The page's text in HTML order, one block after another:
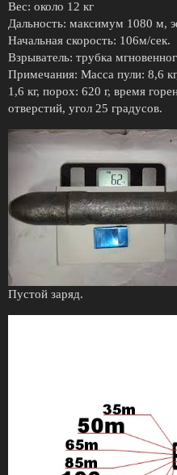
Вес: около 12 кг
Дальность: максимум 1080 м,
Начальная скорость: 106м/сек.
Взрыватель: трубка
Примечания: Масса пули: 8,6
1,6 кг, порох: 620 г, время
отверстий, угол 25 градусов.
Пустой заряд.